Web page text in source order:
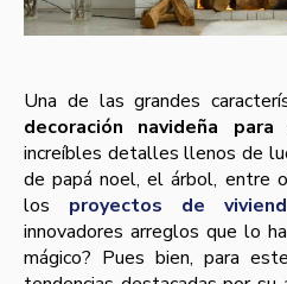
Una de las grandes
decoración navideña para
increíbles detalles llenos de
de papá noel, el árbol, entre
los proyectos de
innovadores arreglos que lo
mágico? Pues bien, para